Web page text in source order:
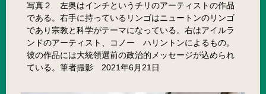
写真２ 左奥はインチというチリのアーティストの作品
である。右手に持っているリンゴはニュートンのリンゴ
であり宗教と科学がテーマになっている。右はアイルラ
ンドのアーティスト、コノー ハリントンによるもの。
彼の作品には大統領選前の政治的メッセージが込められ
ている。筆者撮影 2021年6月21日